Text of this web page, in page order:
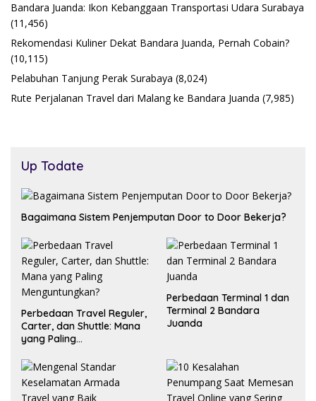
Bandara Juanda: Ikon Kebanggaan Transportasi Udara Surabaya
(11,456)
Rekomendasi Kuliner Dekat Bandara Juanda, Pernah Cobain?
(10,115)
Pelabuhan Tanjung Perak Surabaya (8,024)
Rute Perjalanan Travel dari Malang ke Bandara Juanda (7,985)
Up Todate
Bagaimana Sistem Penjemputan Door to Door Bekerja?
Perbedaan Travel Reguler,
Carter, dan Shuttle: Mana
yang Paling
Perbedaan Terminal 1 dan
Terminal 2 Bandara
Juanda